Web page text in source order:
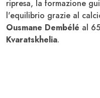
ripresa, la formazione
l'equilibrio grazie al
Ousmane Dembélé al
Kvaratskhelia.